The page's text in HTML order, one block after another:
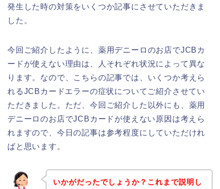
発生した時の対策をいくつか記事にさせていただきま
した。
今回ご紹介したように、薬用デニーロのお店でJCBカ
ードが使えない理由は、人それぞれ状況によって異な
ります。なので、こちらの記事では、いくつか考えら
れるJCBカードエラーの症状についてご紹介させてい
ただきました。ただ、今回ご紹介した以外にも、薬用
デニーロのお店でJCBカードが使えない原因は考えら
れますので、今日の記事は参考程度にしていただけれ
ばと思います。
いかがだったでしょうか？これまで説明し